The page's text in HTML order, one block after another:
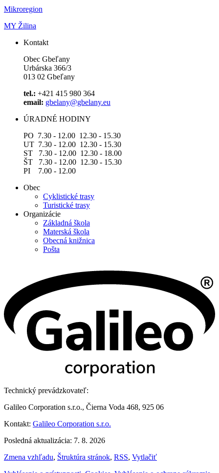
Mikroregion
MY Žilina
Kontakt
Obec Gbeľany
Urbárska 366/3
013 02 Gbeľany
tel.: +421 415 980 364
email: gbelany@gbelany.eu
ÚRADNÉ HODINY
PO 7.30 - 12.00 12.30 - 15.30
UT 7.30 - 12.00 12.30 - 15.30
ST 7.30 - 12.00 12.30 - 18.00
ŠT 7.30 - 12.00 12.30 - 15.30
PI 7.00 - 12.00
Obec
Cyklistické trasy
Turistické trasy
Organizácie
Základná škola
Materská škola
Obecná knižnica
Pošta
Technický prevádzkovateľ:
Galileo Corporation s.r.o., Čierna Voda 468, 925 06
Kontakt: Galileo Corporation s.r.o.
Posledná aktualizácia: 7. 8. 2026
Zmena vzhľadu, Štruktúra stránok, RSS, Vytlačiť